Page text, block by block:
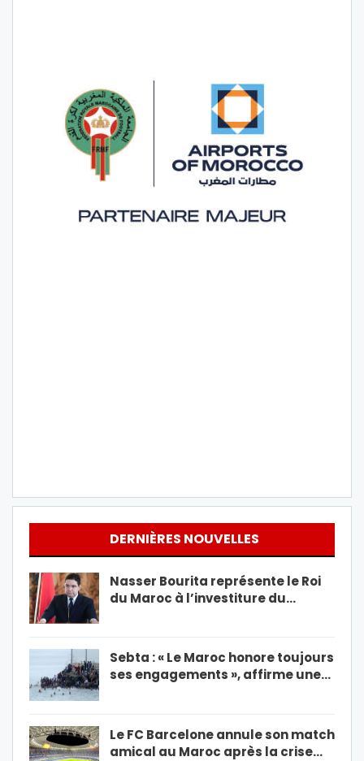
DERNIÈRES NOUVELLES
Nasser Bourita représente le Roi
du Maroc à l’investiture du…
Sebta : « Le Maroc honore toujours
ses engagements », affirme une…
Le FC Barcelone annule son match
amical au Maroc après la crise…